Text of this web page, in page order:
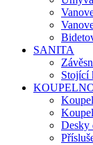
SANITA
Stojící
Desky